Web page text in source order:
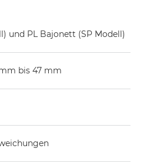
und PL Bajonett (SP Modell)
bis 47 mm